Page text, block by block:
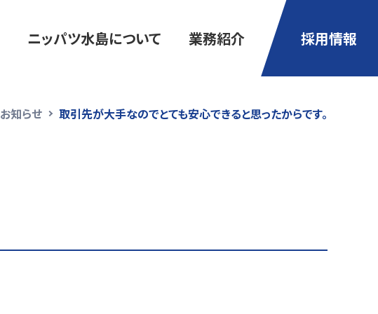
ニッパツ水島について 業務紹介 採用情報
お知らせ 取引先が大手なのでとても安心できると思ったからです。